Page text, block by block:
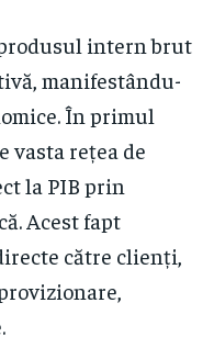
intern brut
manifestându-
În primul
vasta rețea de
la PIB prin
Acest fapt
către clienți,